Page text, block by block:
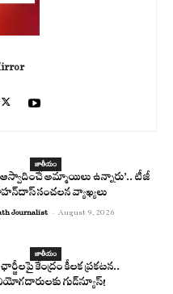
జాతీయం
అమ్మాయిలు ఉన్నారు’.. టీజీ
సంచలన వ్యాఖ్యలు
Journalist - August 9, 2026
జాతీయం
కేంద్రం కీలక ప్రకటన..
గుడ్‌న్యూస్!